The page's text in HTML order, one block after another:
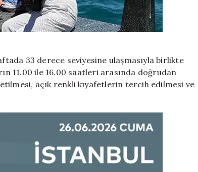
33 derece seviyesine ulaşmasıyla birlikte
11.00 ile 16.00 saatleri arasında doğrudan
açık renkli kıyafetlerin tercih edilmesi ve